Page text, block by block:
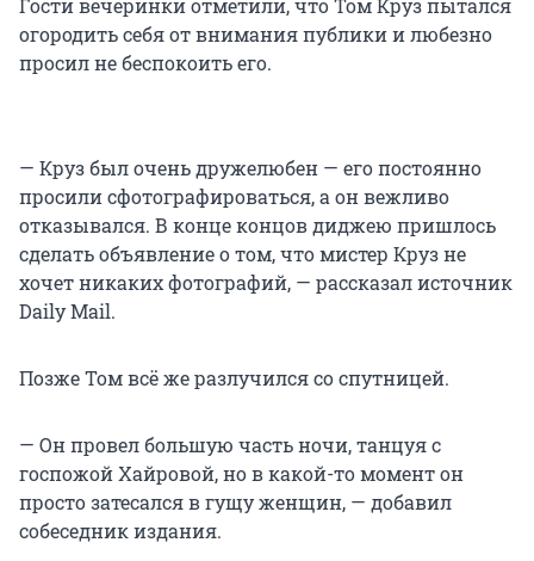
Гости вечеринки отметили, что Том Круз пытался
огородить себя от внимания публики и любезно
просил не беспокоить его.
— Круз был очень дружелюбен — его постоянно
просили сфотографироваться, а он вежливо
отказывался. В конце концов диджею пришлось
сделать объявление о том, что мистер Круз не
хочет никаких фотографий, — рассказал источник
Daily Mail.
Позже Том всё же разлучился со спутницей.
— Он провел большую часть ночи, танцуя с
госпожой Хайровой, но в какой-то момент он
просто затесался в гущу женщин, — добавил
собеседник издания.